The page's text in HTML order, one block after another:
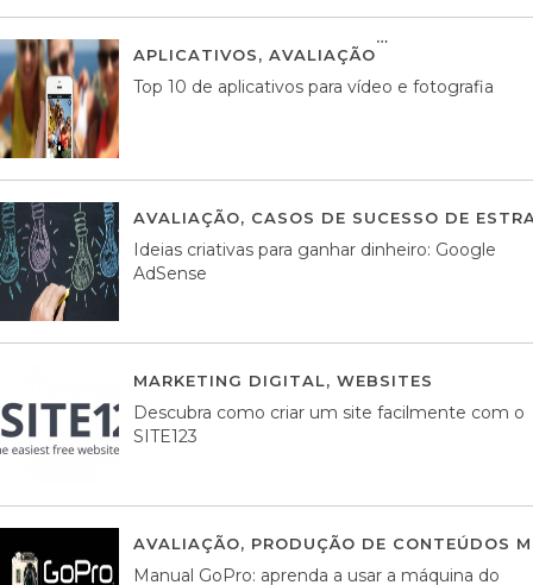
APLICATIVOS, AVALIAÇÃO
Top 10 de aplicativos para vídeo e fotografia
AVALIAÇÃO, CASOS DE SUCESSO DE
Ideias criativas para ganhar dinheiro: Google
AdSense
MARKETING DIGITAL, WEBSITES
Descubra como criar um site facilmente com o
SITE123
AVALIAÇÃO, PRODUÇÃO DE CONTEÚDOS
Manual GoPro: aprenda a usar a máquina do